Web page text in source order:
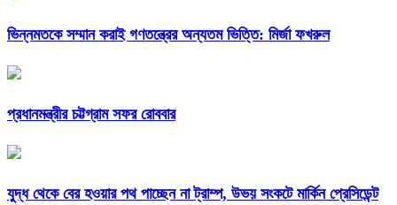
ভিন্নমতকে সম্মান করাই গণতন্ত্রের অন্যতম ভিত্তি: মির্জা ফখরুল
প্রধানমন্ত্রীর চট্টগ্রাম সফর রোববার
যুদ্ধ থেকে বের হওয়ার পথ পাচ্ছেন না ট্রাম্প, উভয় সংকটে মার্কিন প্রেসিডেন্ট